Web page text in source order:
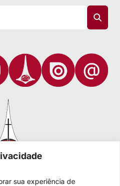
sua experiência de